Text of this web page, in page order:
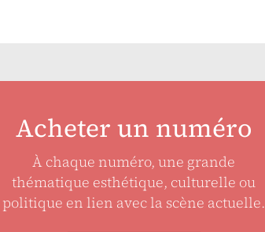
Acheter un numéro
À chaque numéro, une grande
thématique esthétique, culturelle ou
politique en lien avec la scène actuelle.